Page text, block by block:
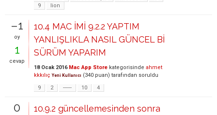
9
lion
–1
oy
1
cevap
10.4 MAC İMİ 9.2.2 YAPTIM
YANLIŞLIKLA NASIL GÜNCEL Bİ
SÜRÜM YAPARIM
18 Ocak 2016 Mac App Store kategorisinde ahmet
kkkılıç Yeni Kullanıcı (340 puan) tarafından soruldu
9
2 ------ 10 4
0
10.9.2 güncellemesinden sonra